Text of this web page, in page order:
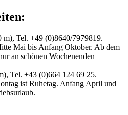
m), Tel. +49 (0)8640/7979819.
Mai bis Anfang Oktober. Ab dem
an schönen Wochenenden
Tel. +43 (0)664 124 69 25.
ist Ruhetag. Anfang April und